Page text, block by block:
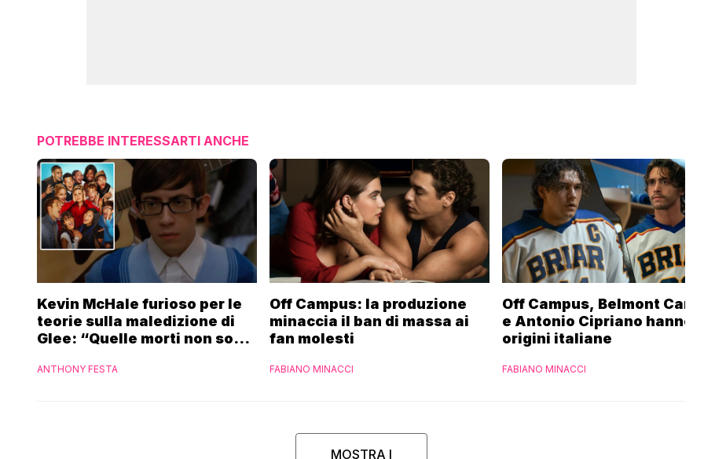
POTREBBE INTERESSARTI ANCHE
Kevin McHale furioso per le
teorie sulla maledizione di
Glee: “Quelle morti non sono
ANTHONY FESTA
Off Campus: la produzione
minaccia il ban di massa ai
fan molesti
FABIANO MINACCI
Off Campus, Belmont
e Antonio Cipriano hanno
origini italiane
FABIANO MINACCI
MOSTRA I